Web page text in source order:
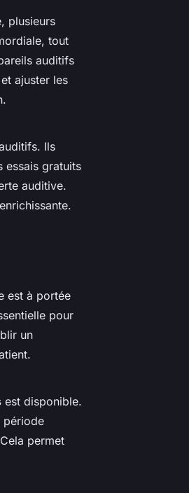
plusieurs
tout
auditifs
ajuster les
Ils
essais gratuits
auditive.
est à portée
pour
un
est disponible.
période
permet